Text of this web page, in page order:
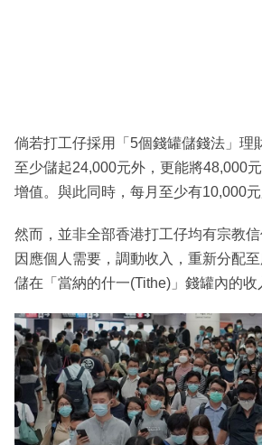
倘若打工仔採用「5個錢罐儲錢法」理
至少儲起24,000元外，更能將48,000
增值。與此同時，每月至少有10,000元
然而，並非全部香港打工仔均有宗教
因應個人需要，調動收入，重新分配
儲在「當納的什一(Tithe)」錢罐內的收